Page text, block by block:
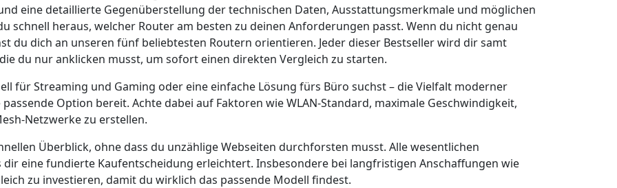
eine detaillierte Gegenüberstellung der technischen Daten, Ausstattungsmerkmale und möglichen
schnell heraus, welcher Router am besten zu deinen Anforderungen passt. Wenn du nicht genau
du dich an unseren fünf beliebtesten Routern orientieren. Jeder dieser Bestseller wird dir samt
du nur anklicken musst, um sofort einen direkten Vergleich zu starten.
für Streaming und Gaming oder eine einfache Lösung fürs Büro suchst – die Vielfalt moderner
Option bereit. Achte dabei auf Faktoren wie WLAN-Standard, maximale Geschwindigkeit,
Netzwerke zu erstellen.
Überblick, ohne dass du unzählige Webseiten durchforsten musst. Alle wesentlichen
eine fundierte Kaufentscheidung erleichtert. Insbesondere bei langfristigen Anschaffungen wie
zu investieren, damit du wirklich das passende Modell findest.